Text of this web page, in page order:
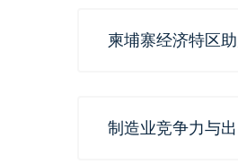
柬埔寨经济特区
制造业竞争力与